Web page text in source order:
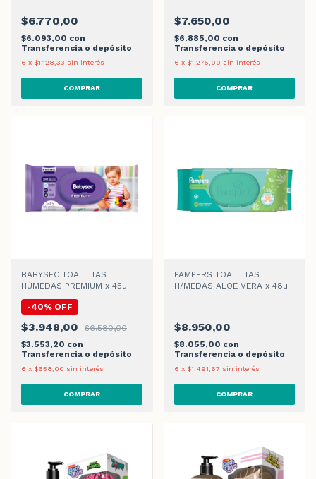
$6.770,00
$6.093,00 con
Transferencia o depósito
6 x $1.128,33 sin interés
$7.650,00
$6.885,00 con
Transferencia o depósito
6 x $1.275,00 sin interés
BABYSEC TOALLITAS
HÚMEDAS PREMIUM x 45u
-40% OFF
$3.948,00
$6.580,00
$3.553,20 con
Transferencia o depósito
6 x $658,00 sin interés
PAMPERS TOALLITAS
H/MEDAS ALOE VERA x 48u
$8.950,00
$8.055,00 con
Transferencia o depósito
6 x $1.491,67 sin interés